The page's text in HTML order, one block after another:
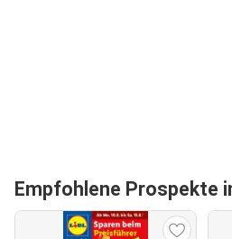
Empfohlene Prospekte